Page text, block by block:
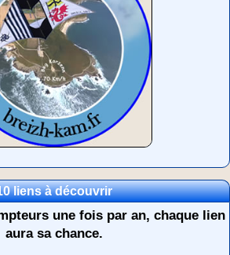
liens à découvrir
une fois par an, chaque lien
aura sa chance.